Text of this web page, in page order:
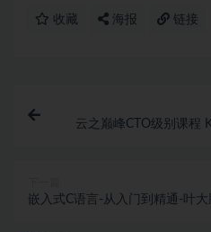
收藏 海报 链接
云之巅峰CTO级别课程
嵌入式C语言-从入门到精通-叶大